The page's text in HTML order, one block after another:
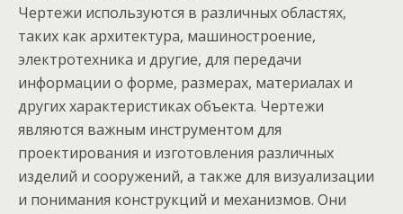
Чертежи используются в различных областях,
таких как архитектура, машиностроение,
электротехника и другие, для передачи
информации о форме, размерах, материалах и
других характеристиках объекта. Чертежи
являются важным инструментом для
проектирования и изготовления различных
изделий и сооружений, а также для визуализации
и понимания конструкций и механизмов. Они